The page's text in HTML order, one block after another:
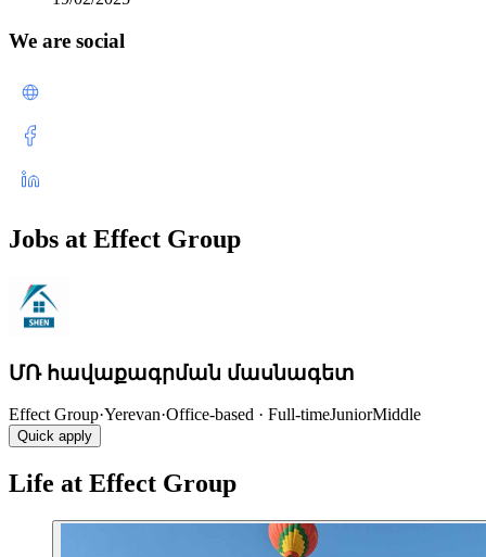
We are social
Jobs at Effect Group
ՄՌ հավաքագրման մասնագետ
Effect Group·Yerevan·Office-based · Full-timeJuniorMiddle
Quick apply
Life at Effect Group